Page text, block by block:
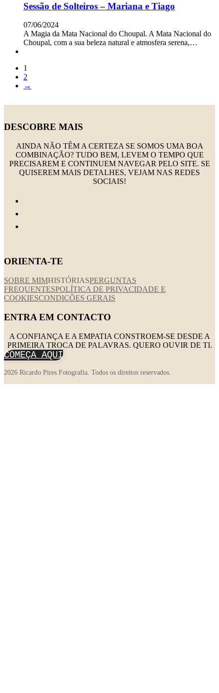
Sessão de Solteiros – Mariana e Tiago
07/06/2024
A Magia da Mata Nacional do Choupal. A Mata Nacional do
Choupal, com a sua beleza natural e atmosfera serena,…
1
2
→
DESCOBRE MAIS
AINDA NÃO TÊM A CERTEZA SE SOMOS UMA BOA
COMBINAÇÃO? TUDO BEM, LEVEM O TEMPO QUE
PRECISAREM E CONTINUEM NAVEGAR PELO SITE. SE
QUISEREM MAIS DETALHES, VEJAM NAS REDES
SOCIAIS!
ORIENTA-TE
SOBRE MIMHISTÓRIASPERGUNTAS
FREQUENTESPOLÍTICA DE PRIVACIDADE E
COOKIESCONDIÇÕES GERAIS
ENTRA EM CONTACTO
A CONFIANÇA E A EMPATIA CONSTROEM-SE DESDE A
PRIMEIRA TROCA DE PALAVRAS. QUERO OUVIR DE TI.
COMEÇA AQUI
2026 Ricardo Pires Fotografia. Todos os direitos reservados.